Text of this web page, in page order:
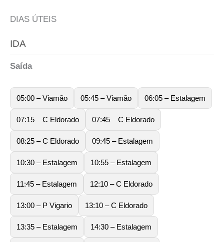
DIAS ÚTEIS
IDA
Saída
05:00 – Viamão 05:45 – Viamão 06:05 – Estalagem
07:15 – C Eldorado 07:45 – C Eldorado
08:25 – C Eldorado 09:45 – Estalagem
10:30 – Estalagem 10:55 – Estalagem
11:45 – Estalagem 12:10 – C Eldorado
13:00 – P Vigario 13:10 – C Eldorado
13:35 – Estalagem 14:30 – Estalagem